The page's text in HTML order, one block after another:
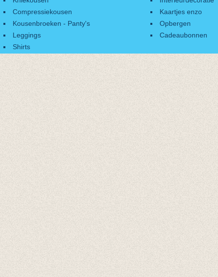
Compressiekousen
Kousenbroeken - Panty's
Leggings
Shirts
Kaartjes enzo
Opbergen
Cadeaubonnen